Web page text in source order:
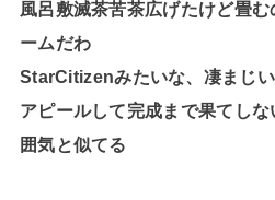
風呂敷滅茶苦茶広げたけど畳
ームだわ
StarCitizenみたいな、凄まじ
アピールして完成まで果てし
囲気と似てる